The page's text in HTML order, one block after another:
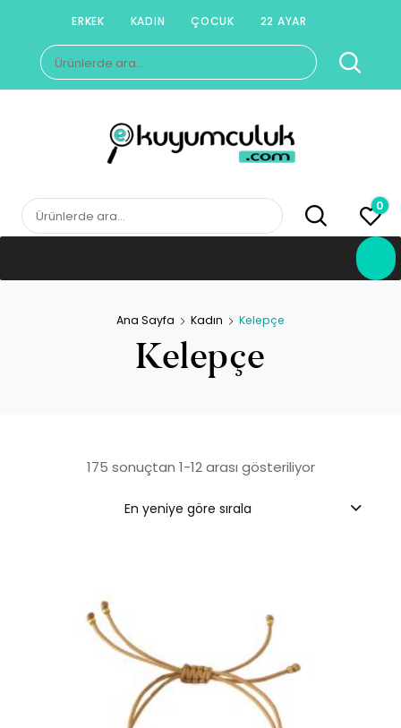
content
ERKEK KADIN ÇOCUK 22 AYAR
Ara:
E-KUYUMCULUK
Herkesin Kuyumcusu
Ara: 0
Ana Sayfa Kadın Kelepçe
Kelepçe
175 sonuçtan 1-12 arası gösteriliyorEn
En yeniye göre sırala